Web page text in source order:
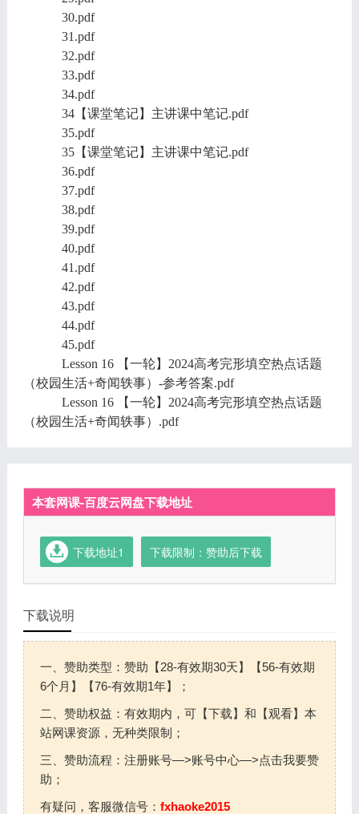
30.pdf
31.pdf
32.pdf
33.pdf
34.pdf
34【课堂笔记】主讲课中笔记.pdf
35.pdf
35【课堂笔记】主讲课中笔记.pdf
36.pdf
37.pdf
38.pdf
39.pdf
40.pdf
41.pdf
42.pdf
43.pdf
44.pdf
45.pdf
Lesson 16 【一轮】2024高考完形填空热点话题
（校园生活+奇闻轶事）-参考答案.pdf
Lesson 16 【一轮】2024高考完形填空热点话题
（校园生活+奇闻轶事）.pdf
本套网课-百度云网盘下载地址
下载地址1 下载限制：赞助后下载
下载说明
一、赞助类型：赞助【28-有效期30天】【56-有效期
6个月】【76-有效期1年】；
二、赞助权益：有效期内，可【下载】和【观看】本
站网课资源，无种类限制；
三、赞助流程：注册账号—>账号中心—>点击我要赞
助；
有疑问，客服微信号： fxhaoke2015